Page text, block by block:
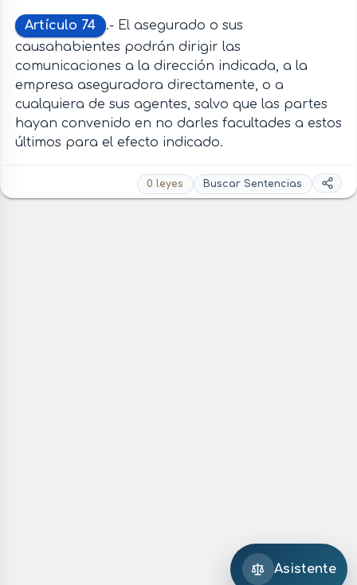
Artículo 74
.- El asegurado o sus
causahabientes podrán dirigir las
comunicaciones a la dirección indicada, a la
empresa aseguradora directamente, o a
cualquiera de sus agentes, salvo que las partes
hayan convenido en no darles facultades a estos
últimos para el efecto indicado.
0 leyes Buscar Sentencias
Asistente